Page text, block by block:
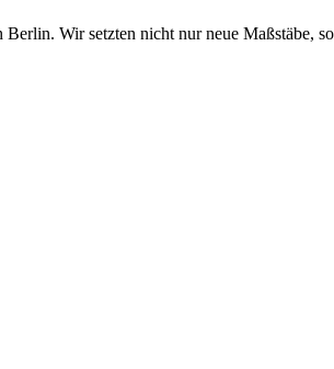
Wir setzten nicht nur neue Maßstäbe,